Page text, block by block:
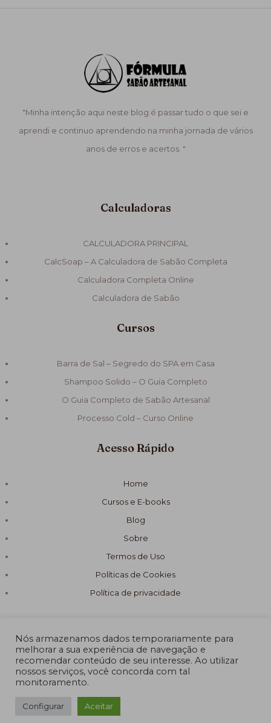
"Minha intenção aqui neste blog é passar tudo o que sei e
aprendi e continuo aprendendo na minha jornada de vários
anos de erros e acertos. "
Calculadoras
CALCULADORA PRINCIPAL
CalcSoap – A Calculadora de Sabão Completa
Calculadora Completa Online
Calculadora de Sabão
Cursos
Barra de Sal – Segredo do SPA em Casa
Shampoo Solido – O Guia Completo
O Guia Completo de Sabão Artesanal
Processo Cold – Curso Online
Acesso Rápido
Home
Cursos e E-books
Blog
Sobre
Termos de Uso
Políticas de Cookies
Política de privacidade
© 2026 Fórmula Sabão Artesanal
Powered by Fórmula Sabão Artesanal
Nós armazenamos dados temporariamente para
melhorar a sua experiência de navegação e
recomendar conteúdo de seu interesse. Ao utilizar
nossos serviços, você concorda com tal
monitoramento.
Configurar Aceitar